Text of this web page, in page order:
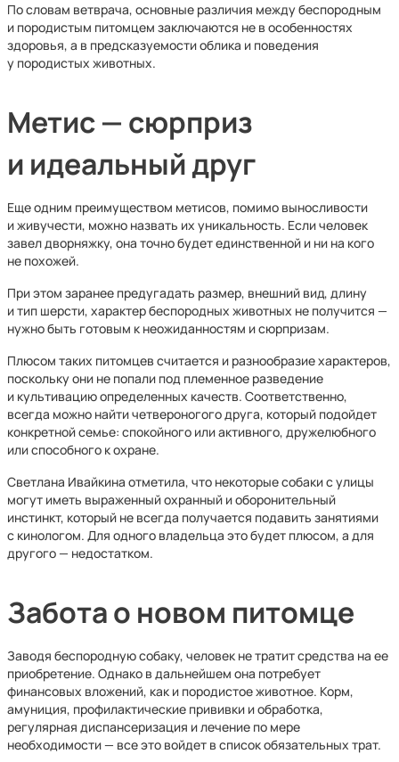
По словам ветврача, основные различия между беспородным
и породистым питомцем заключаются не в особенностях
здоровья, а в предсказуемости облика и поведения
у породистых животных.
Метис — сюрприз
и идеальный друг
Еще одним преимуществом метисов, помимо выносливости
и живучести, можно назвать их уникальность. Если человек
завел дворняжку, она точно будет единственной и ни на кого
не похожей.
При этом заранее предугадать размер, внешний вид, длину
и тип шерсти, характер беспородных животных не получится —
нужно быть готовым к неожиданностям и сюрпризам.
Плюсом таких питомцев считается и разнообразие характеров,
поскольку они не попали под племенное разведение
и культивацию определенных качеств. Соответственно,
всегда можно найти четвероногого друга, который подойдет
конкретной семье: спокойного или активного, дружелюбного
или способного к охране.
Светлана Ивайкина отметила, что некоторые собаки с улицы
могут иметь выраженный охранный и оборонительный
инстинкт, который не всегда получается подавить занятиями
с кинологом. Для одного владельца это будет плюсом, а для
другого — недостатком.
Забота о новом питомце
Заводя беспородную собаку, человек не тратит средства на ее
приобретение. Однако в дальнейшем она потребует
финансовых вложений, как и породистое животное. Корм,
амуниция, профилактические прививки и обработка,
регулярная диспансеризация и лечение по мере
необходимости — все это войдет в список обязательных трат.